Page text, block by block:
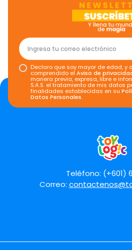
Declaro que soy mayor de edad, y
comprendido elAviso de
manera previa, expresa, libre e
S.A.S. el tratamiento de mis datos
finalidades establecidas en su
Datos Personales.
Teléfono: (+601)
Correo: